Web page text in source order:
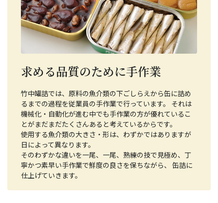
求める品質のために手作業
竹中罐詰では、原料の魚介類の下ごしらえから缶に詰め
るまでの過程を従業員の手作業で行っています。 それは
機械化・自動化が進む中でも手作業の方が優れているこ
とがまだまだたくさんあると考えているからです。
使用する魚介類の大きさ・形は、わずかではありますが
日によって異なります。
そのわずかな違いを一尾、一尾、熟練の技で見極め、丁
寧かつ素早い手作業で鮮度の良さを保ちながら、 缶詰に
仕上げていきます。